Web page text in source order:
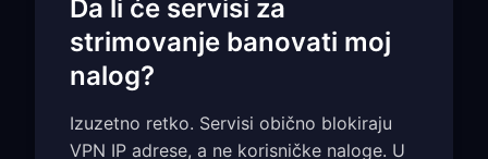
Da li će servisi za
strimovanje banovati moj
nalog?
Izuzetno retko. Servisi obično blokiraju
VPN IP adrese, a ne korisničke naloge. U